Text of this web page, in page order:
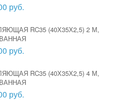
руб.
RC35 (40Х35Х2,5) 2 М,
руб.
RC35 (40Х35Х2,5) 4 М,
руб.